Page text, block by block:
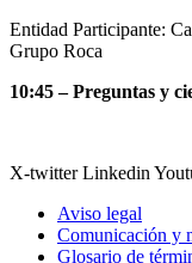
Entidad Participante:
Grupo Roca
10:45 – Preguntas y
X-twitter Linkedin
Aviso legal
Comunicación y
Glosario de